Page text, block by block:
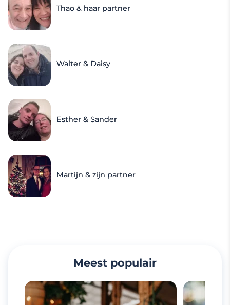
Thao & haar partner
Walter & Daisy
Esther & Sander
Martijn & zijn partner
Meest populair